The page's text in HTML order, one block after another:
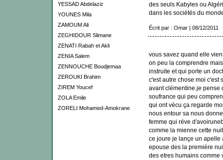
YESSAD Abdelaziz
YOUNES Mila
ZAMOUM Ali
ZEGHIDOUR Slimane
ZENATI Rabah et Akli
ZENIA Salem
ZENNOUCHE Boudjemaa
ZEROUKI Brahim
ZIREM Youcef
ZOLA Emile
ZORELI Mohamed-Amokrane
des seuls Kabyles ou
dans les sociétés du
Écrit par : Omar | 08/12/2011
vous savez quand elle
on peu la comprendre
instruite et qui porte un
c'est autre chose moi c'est
avant clémentine.je pense
soufrance qui peu
qui ont vécu ça regarde
nous entour sa nous
femme qui réve
comme la mienne cette
ce joure je lançe un apelle
epouse des la premiére
des etres humains comme